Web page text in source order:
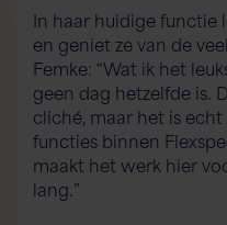
In haar huidige functie
en geniet ze van de
Femke: “Wat ik het
geen dag hetzelfde is.
cliché, maar het is
functies binnen
maakt het werk hier
lang.”